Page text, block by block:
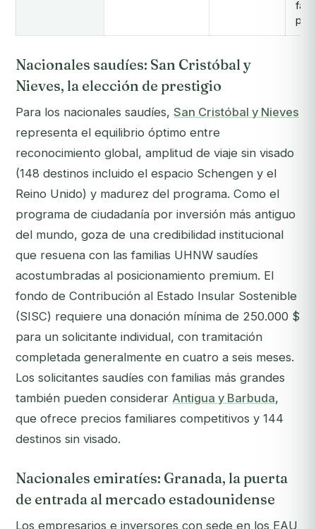
Nacionales saudíes: San Cristóbal y
Nieves, la elección de prestigio
Para los nacionales saudíes, San Cristóbal y Nieves
representa el equilibrio óptimo entre
reconocimiento global, amplitud de viaje sin visado
(148 destinos incluido el espacio Schengen y el
Reino Unido) y madurez del programa. Como el
programa de ciudadanía por inversión más antiguo
del mundo, goza de una credibilidad institucional
que resuena con las familias UHNW saudíes
acostumbradas al posicionamiento premium. El
fondo de Contribución al Estado Insular Sostenible
(SISC) requiere una donación mínima de 250.000 $
para un solicitante individual, con tramitación
completada generalmente en cuatro a seis meses.
Los solicitantes saudíes con familias más grandes
también pueden considerar Antigua y Barbuda,
que ofrece precios familiares competitivos y 144
destinos sin visado.
Nacionales emiratíes: Granada, la puerta
de entrada al mercado estadounidense
Los empresarios e inversores con sede en los EAU